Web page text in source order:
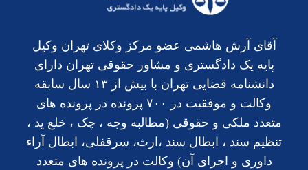
آقای آرش هاشمی عضو مرکز وکلای تهران وکیل
پایه یک دادگستری و مشاور حقوقی تهران دارای
دانشنامه قضایی تهران با بیش از ۱۳ سال سابقه
وکالت و موفقیت در ۷۰۰ پرونده در پرونده های
متعدد ملکی و حقوقی (مطالبه وجه ، چک ، خلع ید ،
تنظیم سند ، ابطال سند ،ارث، سرقفلی، ابطال آراء
داوری و اجرای آن) وکالت در پرونده های متعدد